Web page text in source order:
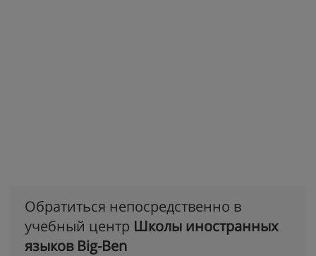
Обратиться непосредственно в
учебный центр Школы иностранных
языков Big-Ben